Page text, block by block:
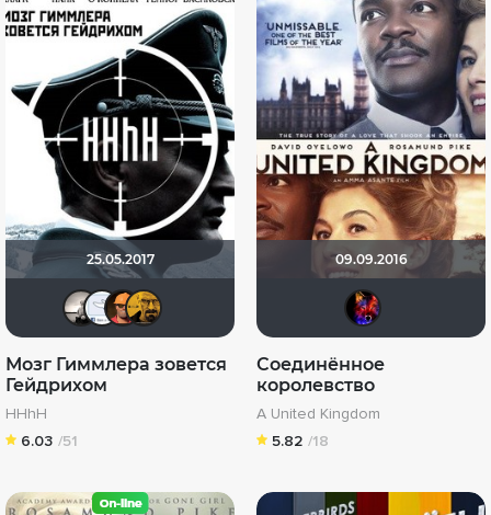
25.05.2017
Мозг Гиммлера зовется
Гейдрихом
HHhH
6.03 /51
09.09.2016
Соединённое
королевство
A United Kingdom
5.82 /18